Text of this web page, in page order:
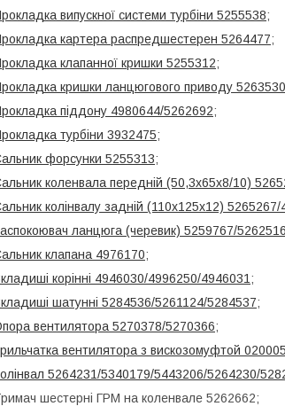
випускної системи турбіни 5255538;
картера распредшестерен 5264477;
клапанної кришки 5255312;
кришки ланцюгового приводу 5263530
піддону 4980644/5262692;
турбіни 3932475;
форсунки 5255313;
коленвала передній (50,3х65х8/10)
колінвалу задній (110х125х12)
ланцюга (черевик) 5259767/
клапана 4976170;
корінні 4946030/4996250/4946031;
шатунні 5284536/5261124/5284537;
вентилятора 5270378/5270366;
вентилятора з вискозомуфтой
5264231/5340179/5443206/5264230/
шестерні ГРМ на коленвале 5262662;